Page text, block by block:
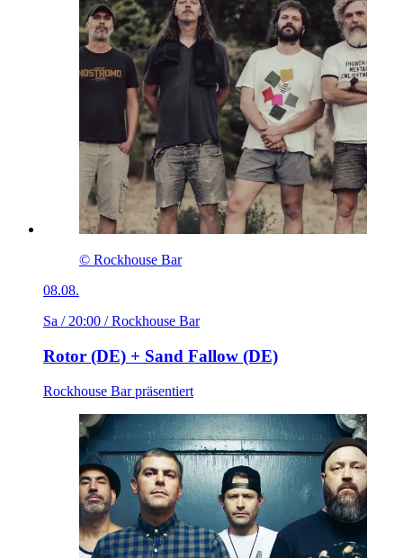
© Rockhouse Bar
08.08.
Sa / 20:00 / Rockhouse Bar
Rotor (DE) + Sand Fallow (DE)
Rockhouse Bar präsentiert